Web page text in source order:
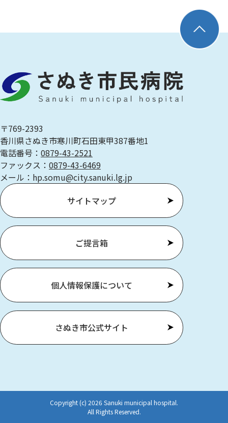
〒769-2393
香川県さぬき市寒川町石田東甲387番地1
電話番号： 0879-43-2521
ファックス： 0879-43-6469
メール：hp.somu@city.sanuki.lg.jp
サイトマップ
ご提言箱
個人情報保護について
さぬき市公式サイト
Copyright (c) 2026 Sanuki municipal hospital.
All Rights Reserved.